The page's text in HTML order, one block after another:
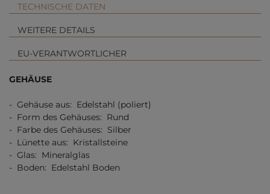
TECHNISCHE DATEN
WEITERE DETAILS
EU-VERANTWORTLICHER
GEHÄUSE
- Gehäuse aus: Edelstahl (poliert)
- Form des Gehäuses: Rund
- Farbe des Gehäuses: Silber
- Lünette aus: Kristallsteine
- Glas: Mineralglas
- Boden: Edelstahl Boden